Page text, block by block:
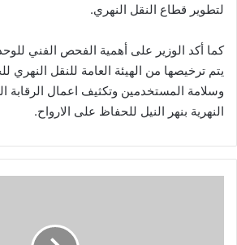
لتطوير قطاع النقل النهري.
كما أكد الوزير على أهمية الفحص الفني
يتم ترخيصها من الهيئة العامة للنقل
وسلامة المستخدمين وتكثيف اعمال الرقابة
النهرية بنهر النيل للحفاظ على الارواح.